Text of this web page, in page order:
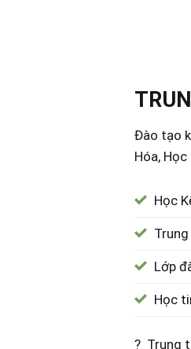
Đào tạo
Hóa,
Học
Lớp
Học
? Trung